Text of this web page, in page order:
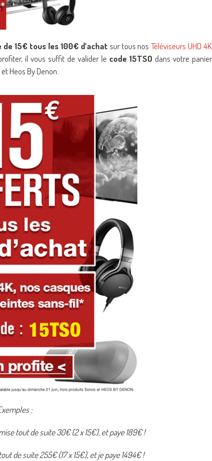
de 15€ tous les 100€ d’achat sur tous nosTéléviseurs UHD 4K
il vous suffit de valider le code 15TSO dans votre
Heos By Denon.
:
tout de suite 30€ (2 x 15€), et paye 189€ !
de suite 255€ (17 x 15€), et je paye 1494€ !